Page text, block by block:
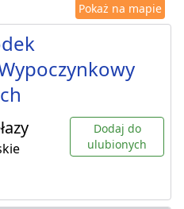
Pokaż na mapie
Dodaj do
ulubionych